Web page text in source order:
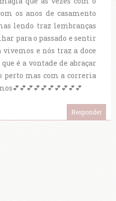
os anos de casamento
lendo traz lembranças
para o passado e sentir
vivemos e nós traz a doce
é a vontade de abraçar
perto mas com a correria
Responder